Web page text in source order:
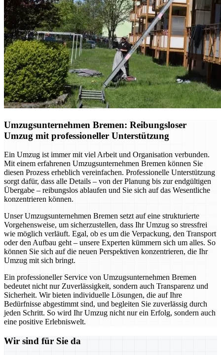
Umzugsunternehmen Bremen: Reibungsloser
Umzug mit professioneller Unterstützung
Ein Umzug ist immer mit viel Arbeit und Organisation verbunden.
Mit einem erfahrenen Umzugsunternehmen Bremen können Sie
diesen Prozess erheblich vereinfachen. Professionelle Unterstützung
sorgt dafür, dass alle Details – von der Planung bis zur endgültigen
Übergabe – reibungslos ablaufen und Sie sich auf das Wesentliche
konzentrieren können.
Unser Umzugsunternehmen Bremen setzt auf eine strukturierte
Vorgehensweise, um sicherzustellen, dass Ihr Umzug so stressfrei
wie möglich verläuft. Egal, ob es um die Verpackung, den Transport
oder den Aufbau geht – unsere Experten kümmern sich um alles. So
können Sie sich auf die neuen Perspektiven konzentrieren, die Ihr
Umzug mit sich bringt.
Ein professioneller Service von Umzugsunternehmen Bremen
bedeutet nicht nur Zuverlässigkeit, sondern auch Transparenz und
Sicherheit. Wir bieten individuelle Lösungen, die auf Ihre
Bedürfnisse abgestimmt sind, und begleiten Sie zuverlässig durch
jeden Schritt. So wird Ihr Umzug nicht nur ein Erfolg, sondern auch
eine positive Erlebniswelt.
Wir sind für Sie da